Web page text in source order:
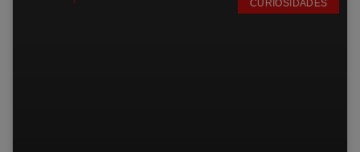
CURIOSIDADES